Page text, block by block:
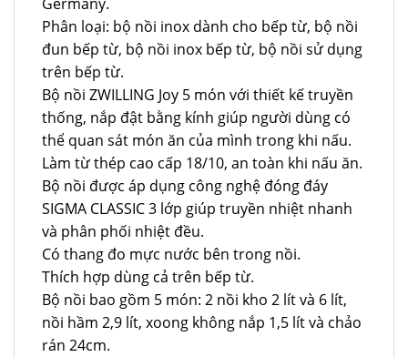
Phân loại: bộ nồi inox dành cho bếp từ, bộ nồi
đun bếp từ, bộ nồi inox bếp từ, bộ nồi sử dụng
trên bếp từ.
Bộ nồi ZWILLING Joy 5 món với thiết kế truyền
thống, nắp đật bằng kính giúp người dùng có
thể quan sát món ăn của mình trong khi nấu.
Làm từ thép cao cấp 18/10, an toàn khi nấu ăn.
Bộ nồi được áp dụng công nghệ đóng đáy
SIGMA CLASSIC 3 lớp giúp truyền nhiệt nhanh
và phân phối nhiệt đều.
Có thang đo mực nước bên trong nồi.
Thích hợp dùng cả trên bếp từ.
Bộ nồi bao gồm 5 món: 2 nồi kho 2 lít và 6 lít,
nồi hầm 2,9 lít, xoong không nắp 1,5 lít và chảo
rán 24cm.